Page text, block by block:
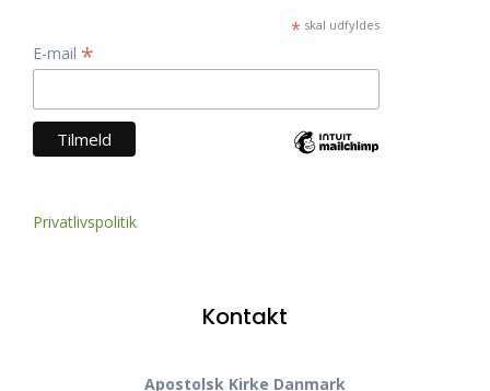
*skal udfyldes
E-mail *
Privatlivspolitik
Kontakt
Apostolsk Kirke Danmark